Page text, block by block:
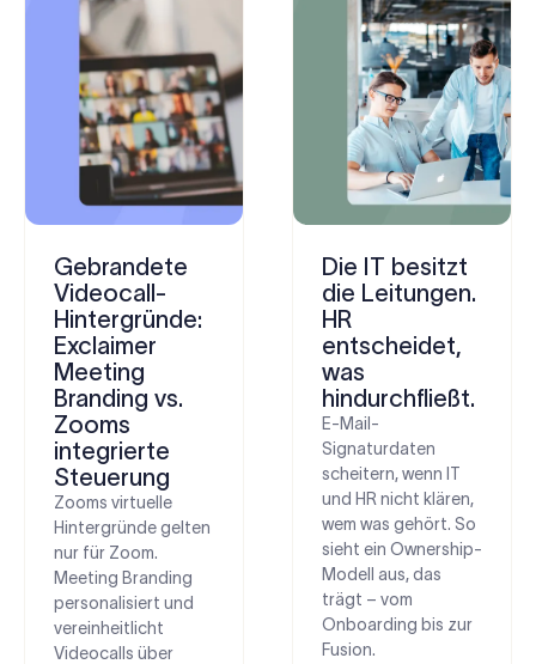
Gebrandete
Videocall-
Hintergründe:
Exclaimer
Meeting
Branding vs.
Zooms
integrierte
Steuerung
Zooms virtuelle
Hintergründe gelten
nur für Zoom.
Meeting Branding
personalisiert und
vereinheitlicht
Videocalls über
Die IT besitzt
die Leitungen.
HR
entscheidet,
was
hindurchfließt.
E-Mail-
Signaturdaten
scheitern, wenn IT
und HR nicht klären,
wem was gehört. So
sieht ein Ownership-
Modell aus, das
trägt – vom
Onboarding bis zur
Fusion.